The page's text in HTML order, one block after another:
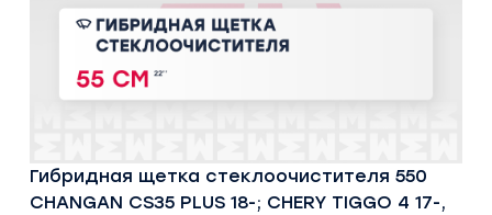
Гибридная щетка стеклоочистителя 550
CHANGAN CS35 PLUS 18-; CHERY TIGGO 4 17-,